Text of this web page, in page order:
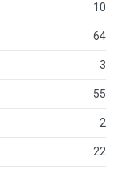
10
64
3
55
2
22